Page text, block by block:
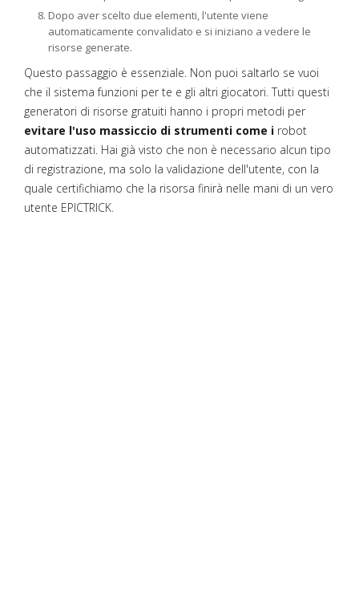
Dopo aver scelto due elementi, l'utente viene
automaticamente convalidato e si iniziano a vedere le
risorse generate.
Questo passaggio è essenziale. Non puoi saltarlo se vuoi
che il sistema funzioni per te e gli altri giocatori. Tutti questi
generatori di risorse gratuiti hanno i propri metodi per
evitare l'uso massiccio di strumenti come i robot
automatizzati. Hai già visto che non è necessario alcun tipo
di registrazione, ma solo la validazione dell'utente, con la
quale certifichiamo che la risorsa finirà nelle mani di un vero
utente EPICTRICK.